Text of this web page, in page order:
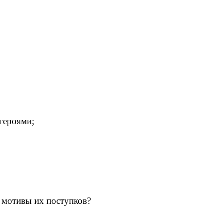
их поступков?